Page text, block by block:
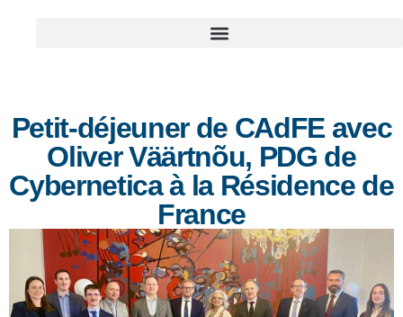
Petit-déjeuner de CAdFE avec
Oliver Väärtnõu, PDG de
Cybernetica à la Résidence de
France